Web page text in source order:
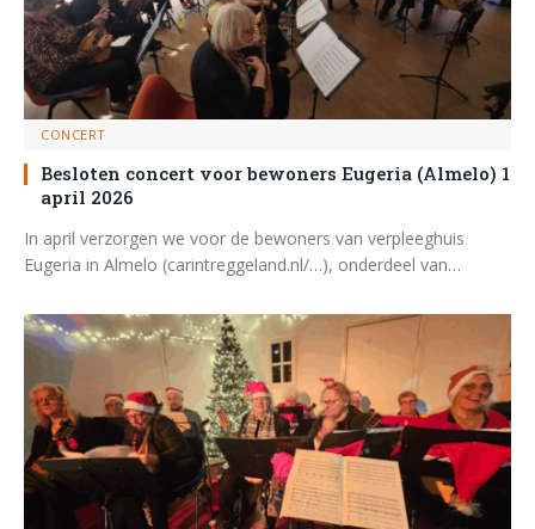
CONCERT
Besloten concert voor bewoners Eugeria (Almelo) 1
april 2026
In april verzorgen we voor de bewoners van verpleeghuis
Eugeria in Almelo (carintreggeland.nl/…), onderdeel van…